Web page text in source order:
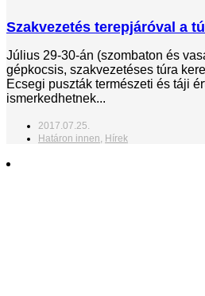
Szakvezetés terepjáróval a
Július 29-30-án (szombaton és
gépkocsis, szakvezetéses túra
Ecsegi puszták természeti és táji
ismerkedhetnek...
2017.07.25.
Határon innen Hírek